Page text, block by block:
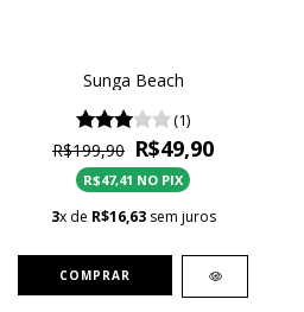
Sunga Beach
(1)
R$199,90 R$49,90
R$47,41 NO PIX
3x de R$16,63sem juros
COMPRAR